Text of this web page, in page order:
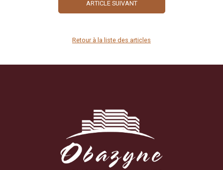
ARTICLE SUIVANT
Retour à la liste des articles